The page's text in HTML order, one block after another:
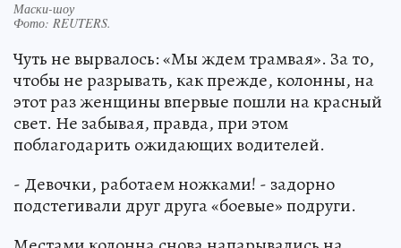
Маски-шоу
Фото: REUTERS.
Чуть не вырвалось: «Мы ждем трамвая». За то,
чтобы не разрывать, как прежде, колонны, на
этот раз женщины впервые пошли на красный
свет. Не забывая, правда, при этом
поблагодарить ожидающих водителей.
- Девочки, работаем ножками! - задорно
подстегивали друг друга «боевые» подруги.